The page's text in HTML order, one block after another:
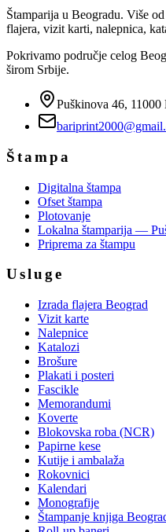
Štamparija u Beogradu. Više
flajera, vizit karti, nalepnica,
Pokrivamo područje celog
širom Srbije.
Puškinova 46, 11000
Štampa
Digitalna štampa
Ofset štampa
Plotovanje
Lokalna štamparija —
Priprema za štampu
Usluge
Izrada flajera Beograd
Vizit karte
Nalepnice
Katalozi
Brošure
Plakati i posteri
Fascikle
Memorandumi
Koverte
Blokovska roba (NCR)
Papirne kese
Kutije i ambalaža
Rokovnici
Kalendari
Monografije
Štampanje knjiga